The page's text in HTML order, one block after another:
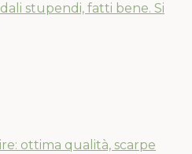
stupendi, fatti bene. Si
ottima qualità, scarpe